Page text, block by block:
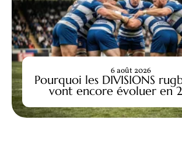
Pourquoi les DIVISIONS
vont encore évoluer en
6 août 2026